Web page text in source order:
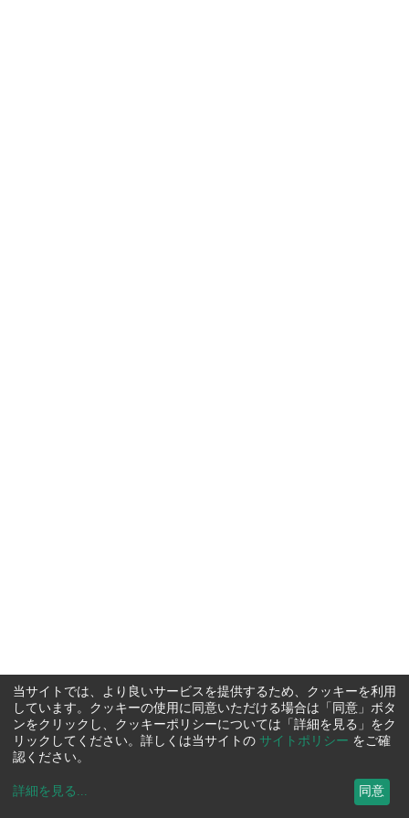
当サイトでは、より良いサービスを提供するため、クッキーを利用
しています。クッキーの使用に同意いただける場合は「同意」ボタ
ンをクリックし、クッキーポリシーについては「詳細を見る」をク
リックしてください。詳しくは当サイトの サイトポリシー をご確
認ください。
詳細を見る ... 同意